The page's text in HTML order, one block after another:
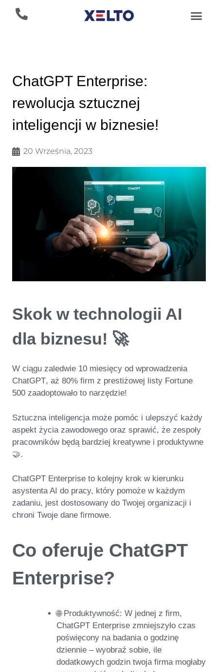
ChatGPT Enterprise:
rewolucja sztucznej
inteligencji w biznesie!
20 Września, 2023
Skok w technologii AI
dla biznesu! 🚀
W ciągu zaledwie 10 miesięcy od wprowadzenia
ChatGPT, aż 80% firm z prestiżowej listy Fortune
500 zaadoptowało to narzędzie!
Sztuczna inteligencja może pomóc i ulepszyć każdy
aspekt życia zawodowego oraz sprawić, że zespoły
pracowników będą bardziej kreatywne i produktywne
🤝.
ChatGPT Enterprise to kolejny krok w kierunku
asystenta AI do pracy, który pomoże w każdym
zadaniu, jest dostosowany do Twojej organizacji i
chroni Twoje dane firmowe.
Co oferuje ChatGPT
Enterprise?
🌐 Produktywność: W jednej z firm,
ChatGPT Enterprise zmniejszyło czas
poświęcony na badania o godzinę
dziennie – wyobraź sobie, ile
dodatkowych godzin twoja firma mogłaby